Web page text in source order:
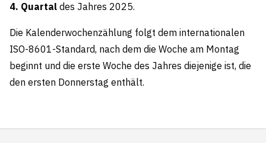
4. Quartal des Jahres 2025.
Die Kalenderwochenzählung folgt dem internationalen
ISO-8601-Standard, nach dem die Woche am Montag
beginnt und die erste Woche des Jahres diejenige ist, die
den ersten Donnerstag enthält.